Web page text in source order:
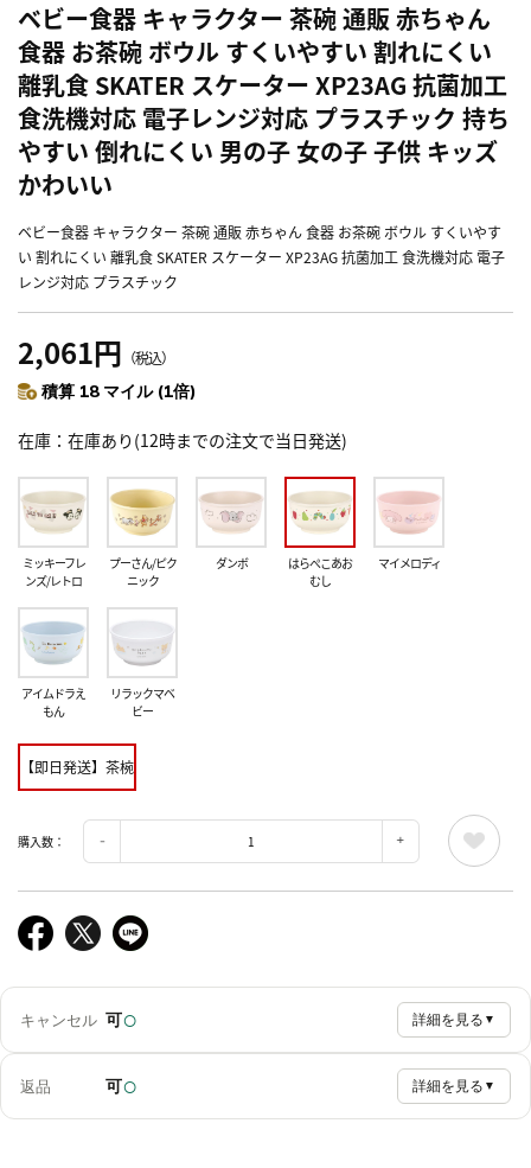
ベビー食器 キャラクター 茶碗 通販 赤ちゃん
食器 お茶碗 ボウル すくいやすい 割れにくい
離乳食 SKATER スケーター XP23AG 抗菌加工
食洗機対応 電子レンジ対応 プラスチック 持ち
やすい 倒れにくい 男の子 女の子 子供 キッズ
かわいい
ベビー食器 キャラクター 茶碗 通販 赤ちゃん 食器 お茶碗 ボウル すくいやす
い 割れにくい 離乳食 SKATER スケーター XP23AG 抗菌加工 食洗機対応 電子
レンジ対応 プラスチック
2,061円 （税込）
積算 18 マイル (1倍)
在庫 在庫あり(12時までの注文で当日発送)
ミッキーフレ
ンズ/レトロ
プーさん/ピク
ニック
ダンボ
はらぺこあお
むし
マイメロディ
アイムドラえ
もん
リラックマベ
ビー
【即日発送】茶椀
購入数：
キャンセル 可○ 詳細を見る ▼
返品 可○ 詳細を見る ▼